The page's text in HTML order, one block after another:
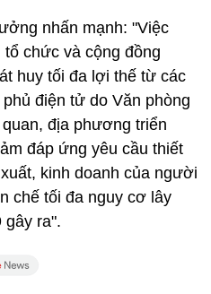
nhấn mạnh: "Việc
chức và cộng đồng
huy tối đa lợi thế từ các
điện tử do Văn phòng
địa phương triển
đáp ứng yêu cầu thiết
kinh doanh của người
chế tối đa nguy cơ lây
gây ra".